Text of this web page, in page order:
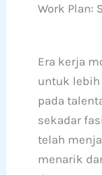
Work Plan:
Era kerja
untuk lebih
pada
sekadar
telah
menarik